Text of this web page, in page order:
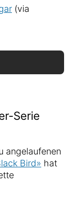
(via
Serie
angelaufenen
Bird» hat